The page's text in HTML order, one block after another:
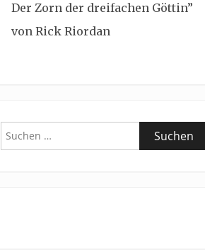
Der Zorn der dreifachen Göttin”
von Rick Riordan
Suchen
nach: